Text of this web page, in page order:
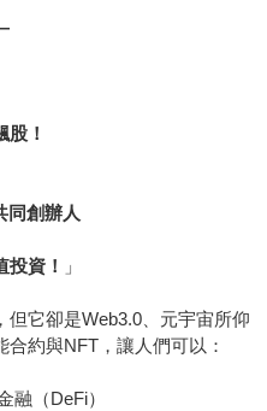
！
同創辦人
投資！
」
但它卻是Web3.0、元宇宙所仰
約與NFT，讓人們可以：
（DeFi）